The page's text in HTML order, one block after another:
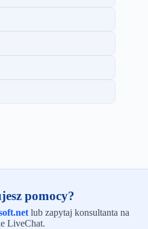
pomocy?
lub zapytaj konsultanta na
LiveChat.